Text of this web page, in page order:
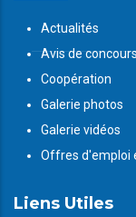
Actualités
Avis de
Coopération
Galerie photos
Galerie vidéos
Offres d'emploi
Liens Utiles